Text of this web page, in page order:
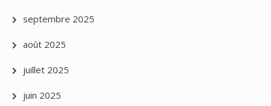
septembre 2025
août 2025
juillet 2025
juin 2025